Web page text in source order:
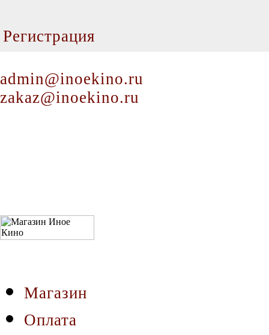
Регистрация
admin@inoekino.ru
zakaz@inoekino.ru
Магазин
Оплата